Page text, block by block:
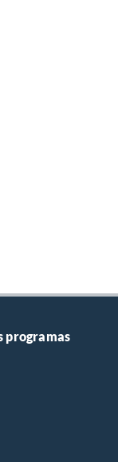
programas